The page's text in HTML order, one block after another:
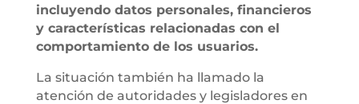
incluyendo datos personales, financieros
y características relacionadas con el
comportamiento de los usuarios.
La situación también ha llamado la
atención de autoridades y legisladores en